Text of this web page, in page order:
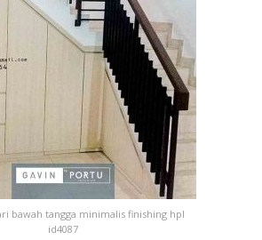
bawah tangga minimalis finishing hpl
id4087